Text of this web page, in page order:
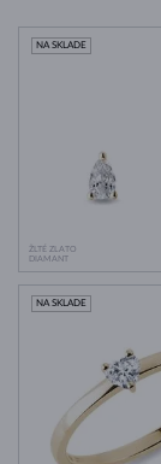
ŽLTÉ ZLATO
DIAMANT
NA SKLADE
NA SKLADE